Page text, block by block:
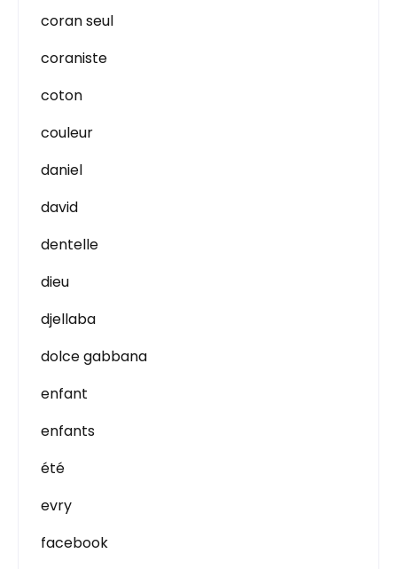
coran seul
coraniste
coton
couleur
daniel
david
dentelle
dieu
djellaba
dolce gabbana
enfant
enfants
été
evry
facebook